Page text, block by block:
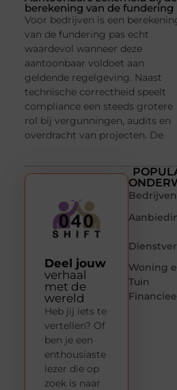
berekening van de fundering
Voor bedrijven is een
van de fundering pas echt
waardevol wanneer deze
aantoonbaar voldoet aan
geldende regelgeving. Naast
technische correctheid speelt
compliance een steeds grotere
rol bij vergunningen, audits en
overdracht van projecten. De
Bedrijven
Woning
Tuin
Deel jouw
verhaal
met de
wereld
Heb jij iets te
vertellen? Of
ben je een
enthousiaste
lezer die op
zoek is naar